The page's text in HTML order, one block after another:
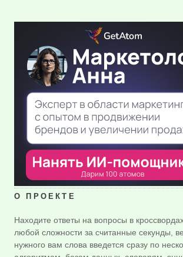
О ПРОЕКТЕ
Находите ответы на вопросы в
любой сложности за считанные секунды,
нужного вам слова введется сразу по